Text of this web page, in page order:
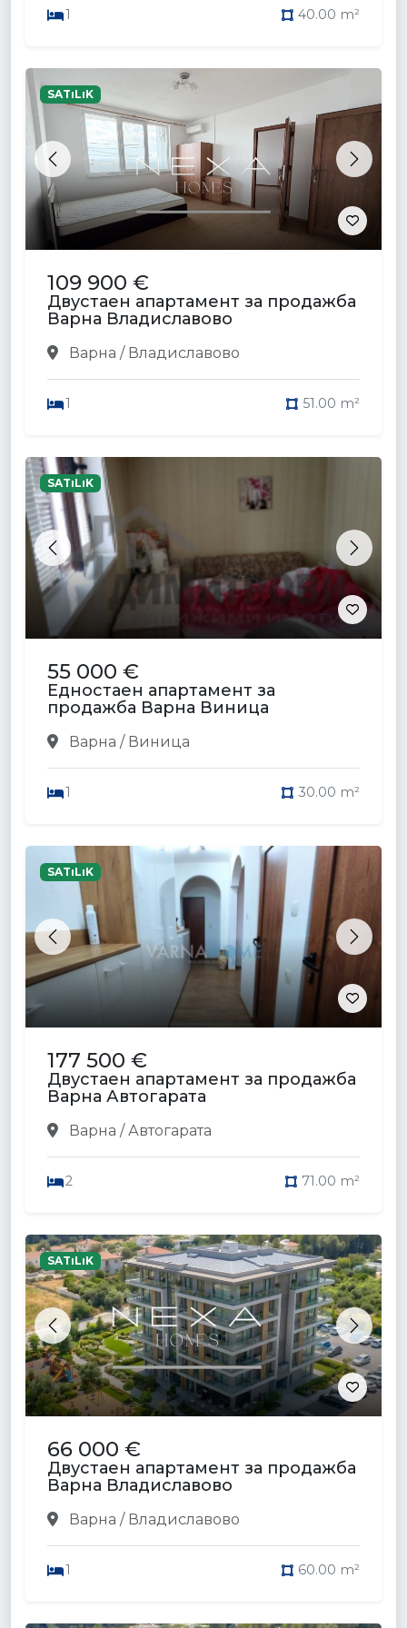
1 40.00 m²
Previous Next
SATıLıK
109 900 €
Двустаен апартамент за продажба
Варна Владиславово
Варна / Владиславово
1 51.00 m²
Previous Next
SATıLıK
55 000 €
Едностаен апартамент за
продажба Варна Виница
Варна / Виница
1 30.00 m²
Previous Next
SATıLıK
177 500 €
Двустаен апартамент за продажба
Варна Автогарата
Варна / Автогарата
2 71.00 m²
Previous Next
SATıLıK
66 000 €
Двустаен апартамент за продажба
Варна Владиславово
Варна / Владиславово
1 60.00 m²